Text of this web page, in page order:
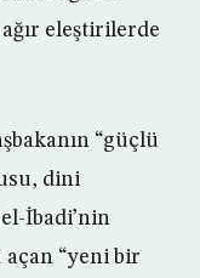
eleştirilerde
“güçlü
dini
İbadi’nin
açan “yeni bir